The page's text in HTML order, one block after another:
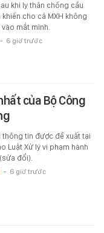
khi ly thân chồng cầu
khiến cho cả MXH không
mắt mình.
- 6 giờ trước
của Bộ Công
thông tin được đề xuất tại
Luật Xử lý vi phạm hành
đổi).
- 6 giờ trước